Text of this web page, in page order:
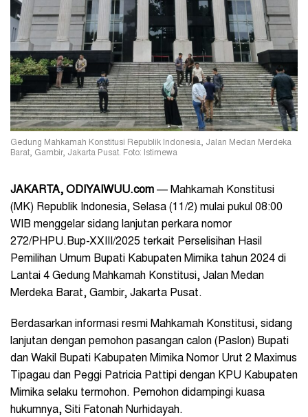
Gedung Mahkamah Konstitusi Republik Indonesia, Jalan Medan Merdeka
Barat, Gambir, Jakarta Pusat. Foto: Istimewa
JAKARTA, ODIYAIWUU.com — Mahkamah Konstitusi
(MK) Republik Indonesia, Selasa (11/2) mulai pukul 08:00
WIB menggelar sidang lanjutan perkara nomor
272/PHPU.Bup-XXIII/2025 terkait Perselisihan Hasil
Pemilihan Umum Bupati Kabupaten Mimika tahun 2024 di
Lantai 4 Gedung Mahkamah Konstitusi, Jalan Medan
Merdeka Barat, Gambir, Jakarta Pusat.
Berdasarkan informasi resmi Mahkamah Konstitusi, sidang
lanjutan dengan pemohon pasangan calon (Paslon) Bupati
dan Wakil Bupati Kabupaten Mimika Nomor Urut 2 Maximus
Tipagau dan Peggi Patricia Pattipi dengan KPU Kabupaten
Mimika selaku termohon. Pemohon didampingi kuasa
hukumnya, Siti Fatonah Nurhidayah.